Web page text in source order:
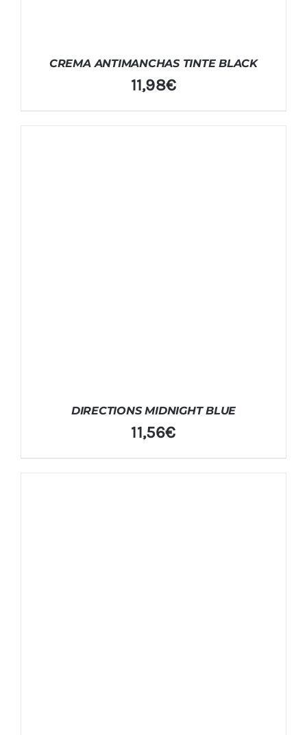
CREMA ANTIMANCHAS TINTE BLACK
11,98€
DIRECTIONS MIDNIGHT BLUE
11,56€